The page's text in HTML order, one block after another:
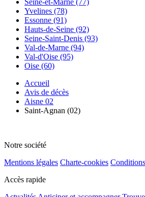
Seine-et-Marne (77)
Yvelines (78)
Essonne (91)
Hauts-de-Seine (92)
Seine-Saint-Denis (93)
Val-de-Marne (94)
Val-d'Oise (95)
Oise (60)
Accueil
Avis de décès
Aisne 02
Saint-Agnan (02)
Notre société
Mentions légales Charte-cookies
Accès rapide